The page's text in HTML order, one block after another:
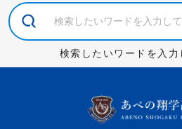
検索したいワードを入力